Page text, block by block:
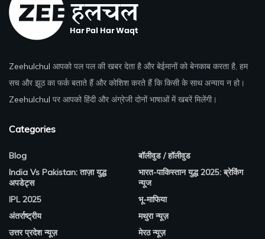
Zeehulchul आपको पल पल की खबर देता है और बेईमानों को बेनकाब करता है, हम
सच और झूठ का फर्क बताते हैं और कोशिश करते हैं कि किसी के साथ अन्याय न हो।
Zeehulchul पर आपको हिंदी और अंग्रेजी दोनों भाषाओं में खबरें मिलेंगी।
Categories
Blog
India Vs Pakistan: ताज़ा युद्ध
अपडेट्स
IPL 2025
अंतर्राष्ट्रीय
उत्तर प्रदेश न्यूज़
बॉलीवुड / हॉलीवुड
भारत-पाकिस्तान युद्ध 2025: ब्रेकिंग
न्यूज
भू-माफिया
मथुरा न्यूज़
मेरठ न्यूज़